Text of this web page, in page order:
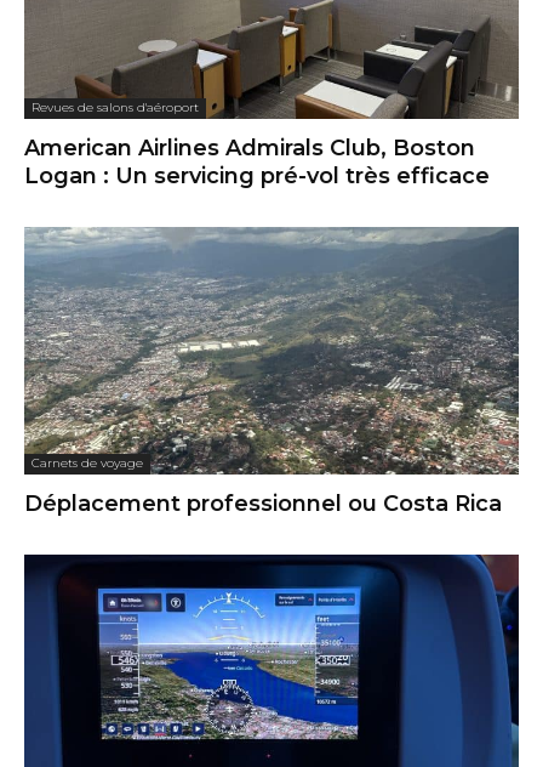
Revues de salons d'aéroport
American Airlines Admirals Club, Boston
Logan : Un servicing pré-vol très efficace
Carnets de voyage
Déplacement professionnel ou Costa Rica